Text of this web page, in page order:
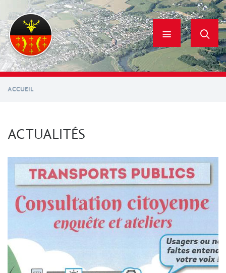
contenu
principal
ACCUEIL
ACTUALITÉS